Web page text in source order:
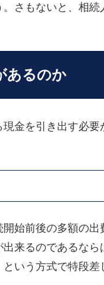
さもないと、相
あるのか
金を引き出す必
始前後の多額の出
来るのであるなら
いう方式で特段差